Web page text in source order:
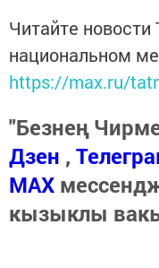
Читайте новости
национальном
https://max.ru/
"Безнең
Дзен ,
МАХ
кызыклы